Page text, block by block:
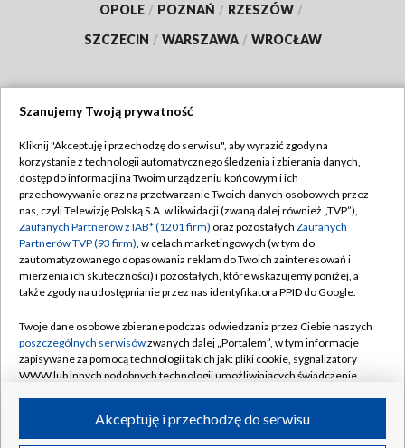
OPOLE / POZNAŃ / RZESZÓW /
SZCZECIN / WARSZAWA / WROCŁAW
TVP
Abonament TVP
Emisja w TVP
Centrum informacji TVP
Naziemna Telewizja Cyfrowa
Rada Programowa
System NOS
Informacje o nadawcy
Program dla prasy
Regulamin TVP
Polityka prywatności
Moje zgody
Pomoc
Kontakt
Kanały
Szanujemy Twoją prywatność
Kliknij "Akceptuję i przechodzę do serwisu", aby wyrazić zgody na
korzystanie z technologii automatycznego śledzenia i zbierania danych,
dostęp do informacji na Twoim urządzeniu końcowym i ich
przechowywanie oraz na przetwarzanie Twoich danych osobowych przez
nas, czyli Telewizję Polską S.A. w likwidacji (zwaną dalej również „TVP”),
Zaufanych Partnerów z IAB* (1201 firm) oraz pozostałych Zaufanych
Partnerów TVP (93 firm), w celach marketingowych (w tym do
zautomatyzowanego dopasowania reklam do Twoich zainteresowań i
mierzenia ich skuteczności) i pozostałych, które wskazujemy poniżej, a
także zgody na udostępnianie przez nas identyfikatora PPID do Google.
Twoje dane osobowe zbierane podczas odwiedzania przez Ciebie naszych
poszczególnych serwisówzwanych dalej „Portalem”, w tym informacje
zapisywane za pomocą technologii takich jak: pliki cookie, sygnalizatory
WWW lub innych podobnych technologii umożliwiających świadczenie
ruchu w Internecie.Akceptuję i przechodzę do serwisu